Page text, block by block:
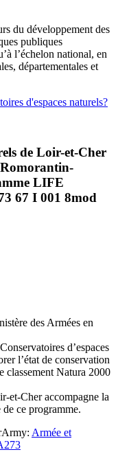
du développement des
publiques
l’échelon national, en
départementales et
d'espaces naturels?
de Loir-et-Cher
Romorantin-
LIFE
des Armées en
d’espaces
l’état de conservation
classement Natura 2000
et-Cher accompagne la
ce programme.
Armée et